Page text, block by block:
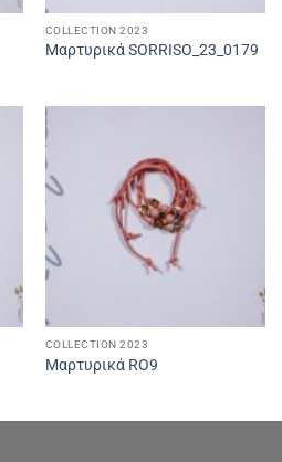
COLLECTION 2023
Μαρτυρικά SORRISO_23_0179
COLLECTION 2023
Μαρτυρικά RO9